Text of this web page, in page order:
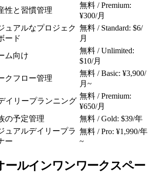
性と習慣管理
無料 / Premium:
¥300/月
ュアルなプロジェク
ード
無料 / Standard: $6/
月
ム向け
無料 / Unlimited:
$10/月
クフロー管理
無料 / Basic: ¥3,900/
月~
イリープランニング
無料 / Premium:
¥650/月
の予定管理 無料 / Gold: $39/年
ュアルデイリープラ
ー
無料 / Pro: ¥1,990/年
~
ールインワンワークスペー